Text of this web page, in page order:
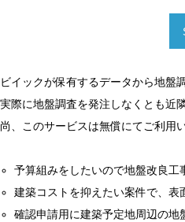
ビイックが保有するデータから地盤
実際に地盤調査を発注しなくとも近
尚、このサービスは無償にてご利用
予算組みをしたいので地盤改良
建築コストを抑えたい案件で、
確認申請用に建築予定地周辺の地